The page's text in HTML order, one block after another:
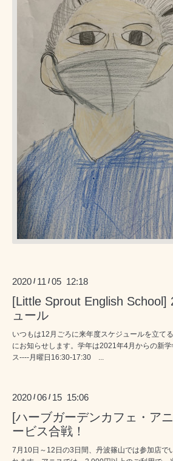
2020 / 11 /05 12:18
[Little Sprout English School]
ュール
いつもは12月ごろに来年度スケジュールを立て
にお知らせします。学年は2021年4月からの新
ス----月曜日16:30-17:30 ...
2020 /06 / 15 15:06
[ハーブガーデンカフェ・ア
ービス合戦！
7月10日～12日の3日間、丹波篠山では参加店で